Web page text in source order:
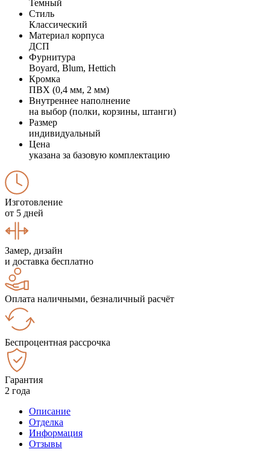
Темный
Стиль
Классический
Материал корпуса
ДСП
Фурнитура
Boyard, Blum, Hettich
Кромка
ПВХ (0,4 мм, 2 мм)
Внутреннее наполнение
на выбор (полки, корзины, штанги)
Размер
индивидуальный
Цена
указана за базовую комплектацию
Изготовление
от 5 дней
Замер, дизайн
и доставка бесплатно
Оплата наличными, безналичный расчёт
Беспроцентная рассрочка
Гарантия
2 года
Описание
Отделка
Информация
Отзывы